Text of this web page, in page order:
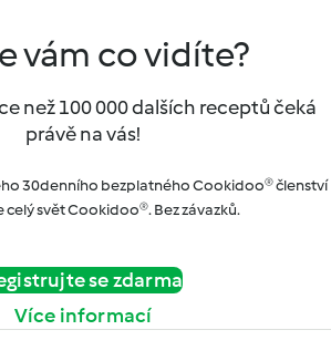
vám co vidíte?
než 100 000 dalších receptů čeká
právě na vás!
30denního bezplatného Cookidoo® členství
celý svět Cookidoo®. Bez závazků.
se zdarma
Více informací